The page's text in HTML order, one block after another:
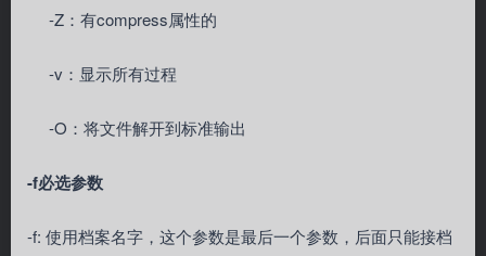
-Z：有compress属性的
-v：显示所有过程
-O：将文件解开到标准输出
-f必选参数
-f: 使用档案名字，这个参数是最后一个参数，后面只能接档